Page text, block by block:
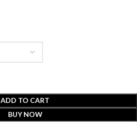
ADD TO CART
BUY NOW